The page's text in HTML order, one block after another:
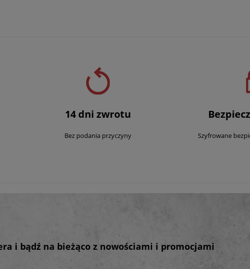
14 dni zwrotu
Bez podania przyczyny Szyfrowane
i bądź na bieżąco z nowościami i promocjami